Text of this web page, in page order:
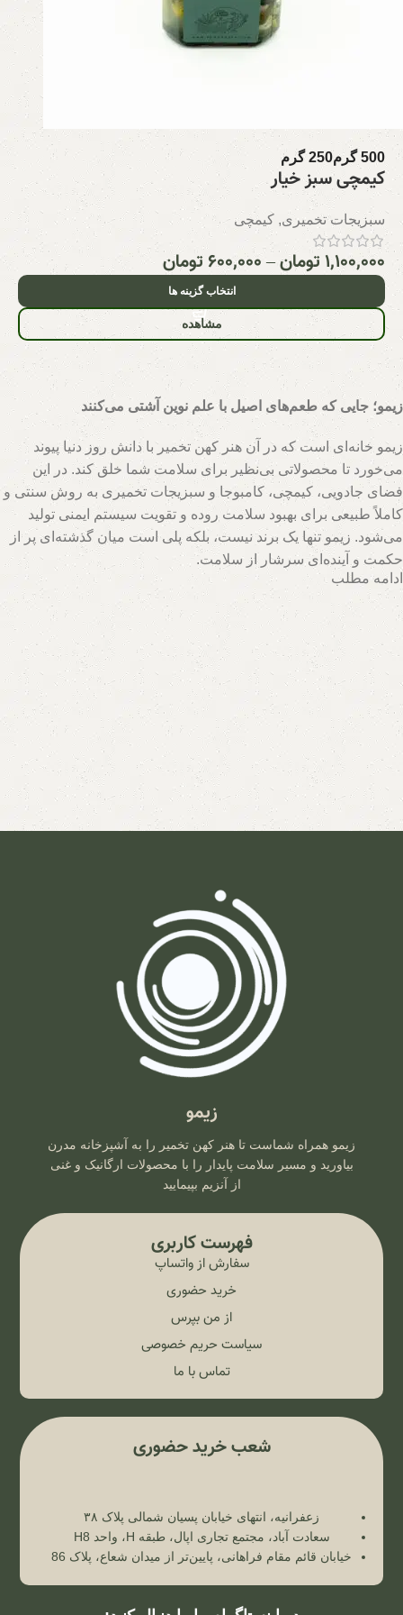
500 گرم 250 گرم
کیمچی سبز خیار
سبزیجات تخمیری, کیمچی
۱,۱۰۰,۰۰۰تومان–۶۰۰,۰۰۰تومان
انتخاب گزینه ها
مشاهده
زیمو؛ جایی که طعم‌های اصیل با علم نوین آشتی می‌کنند
زیمو خانه‌ای است که در آن هنر کهن تخمیر با دانش روز دنیا پیوند
می‌خورد تا محصولاتی بی‌نظیر برای سلامت شما خلق کند. در این
فضای جادویی، کیمچی، کامبوجا و سبزیجات تخمیری به روش سنتی و
کاملاً طبیعی برای بهبود سلامت روده و تقویت سیستم ایمنی تولید
می‌شود. زیمو تنها یک برند نیست، بلکه پلی است میان گذشته‌ای پر از
حکمت و آینده‌ای سرشار از سلامت.
تیم متخصصان زیمو با بهره‌گیری از روش‌های نوین و حفظ اصالت
فرآیندهای تخمیر، محصولاتی با بالاترین سطح خواص تغذیه‌ای تولید
می‌کند. اینجا جایی است که هر قطره سرکه سیب، هر برگ سبزی
تخمیری و هر جرعه نوشیدنی پروبیوتیک، داستانی از عشق به طبیعت و
علاقه به سلامت انسان روایت می‌کند. با زیمو، شما نه تنها محصولی
خریداری می‌کنید، بلکه سبک زندگی‌ای طبیعی و پایدار را انتخاب
می‌کنید که ریشه در فرهنگ اصیل و شاخه در آسمان علم امروز دارد.
ادامه مطلب
زیمو
زیمو همراه شماست تا هنر کهن تخمیر را به آشپزخانه مدرن
بیاورید و مسیر سلامت پایدار را با محصولات ارگانیک و غنی
از آنزیم بپیمایید
فهرست کاربری
سفارش از واتساپ
خرید حضوری
از من بپرس
سیاست حریم خصوصی
تماس با ما
شعب خرید حضوری
زعفرانیه، انتهای خیابان پسیان شمالی پلاک ۳۸
سعادت آباد، مجتمع تجاری اپال، طبقه H، واحد H8
خیابان قائم مقام فراهانی، پایین‌تر از میدان شعاع، پلاک 86